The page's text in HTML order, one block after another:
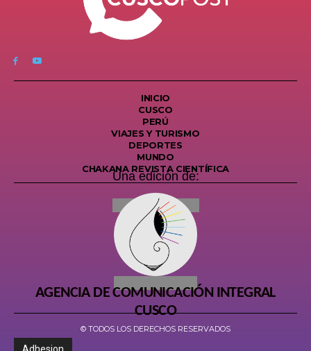
INICIO
CUSCO
PERÚ
VIAJES Y TURISMO
DEPORTES
MUNDO
CHAKANA REVISTA CIENTÍFICA
Una edición de:
AGENCIA DE COMUNICACIÓN INTEGRAL
CUSCO
© TODOS LOS DERECHOS RESERVADOS